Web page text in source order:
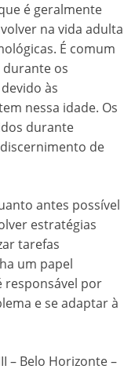
é geralmente
na vida adulta
É comum
durante os
às
nessa idade. Os
durante
de
antes possível
estratégias
tarefas
um papel
responsável por
e se adaptar à
– Belo Horizonte –